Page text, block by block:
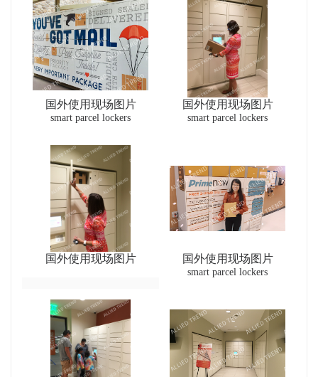
国外使用现场图片
smart parcel lockers
国外使用现场图片
smart parcel lockers
国外使用现场图片 国外使用现场图片
smart parcel lockers